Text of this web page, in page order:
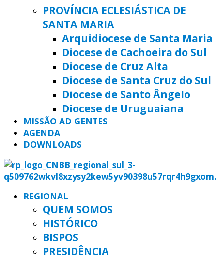
PROVÍNCIA ECLESIÁSTICA DE
SANTA MARIA
Arquidiocese de Santa Maria
Diocese de Cachoeira do Sul
Diocese de Cruz Alta
Diocese de Santa Cruz do Sul
Diocese de Santo Ângelo
Diocese de Uruguaiana
MISSÃO AD GENTES
AGENDA
DOWNLOADS
REGIONAL
QUEM SOMOS
HISTÓRICO
BISPOS
PRESIDÊNCIA